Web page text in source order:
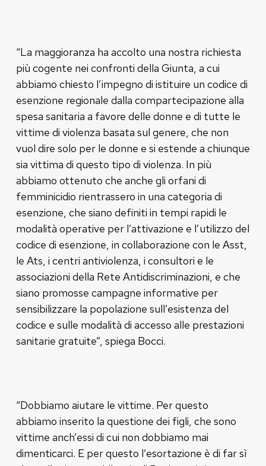
“La maggioranza ha accolto una nostra richiesta
più cogente nei confronti della Giunta, a cui
abbiamo chiesto l’impegno di istituire un codice di
esenzione regionale dalla compartecipazione alla
spesa sanitaria a favore delle donne e di tutte le
vittime di violenza basata sul genere, che non
vuol dire solo per le donne e si estende a chiunque
sia vittima di questo tipo di violenza. In più
abbiamo ottenuto che anche gli orfani di
femminicidio rientrassero in una categoria di
esenzione, che siano definiti in tempi rapidi le
modalità operative per l’attivazione e l’utilizzo del
codice di esenzione, in collaborazione con le Asst,
le Ats, i centri antiviolenza, i consultori e le
associazioni della Rete Antidiscriminazioni, e che
siano promosse campagne informative per
sensibilizzare la popolazione sull’esistenza del
codice e sulle modalità di accesso alle prestazioni
sanitarie gratuite”, spiega Bocci.
“Dobbiamo aiutare le vittime. Per questo
abbiamo inserito la questione dei figli, che sono
vittime anch’essi di cui non dobbiamo mai
dimenticarci. E per questo l’esortazione è di far sì